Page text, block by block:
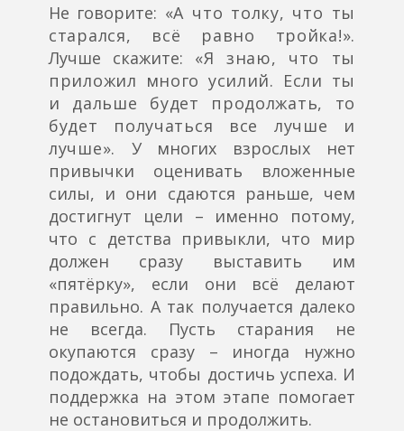
Не говорите: «А что толку, что ты
старался, всё равно тройка!».
Лучше скажите: «Я знаю, что ты
приложил много усилий. Если ты
и дальше будет продолжать, то
будет получаться все лучше и
лучше». У многих взрослых нет
привычки оценивать вложенные
силы, и они сдаются раньше, чем
достигнут цели – именно потому,
что с детства привыкли, что мир
должен сразу выставить им
«пятёрку», если они всё делают
правильно. А так получается далеко
не всегда. Пусть старания не
окупаются сразу – иногда нужно
подождать, чтобы достичь успеха. И
поддержка на этом этапе помогает
не остановиться и продолжить.